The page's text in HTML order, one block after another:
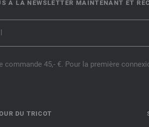
À LA NEWSLETTER MAINTENANT ET
45,- €. Pour la première
DU TRICOT